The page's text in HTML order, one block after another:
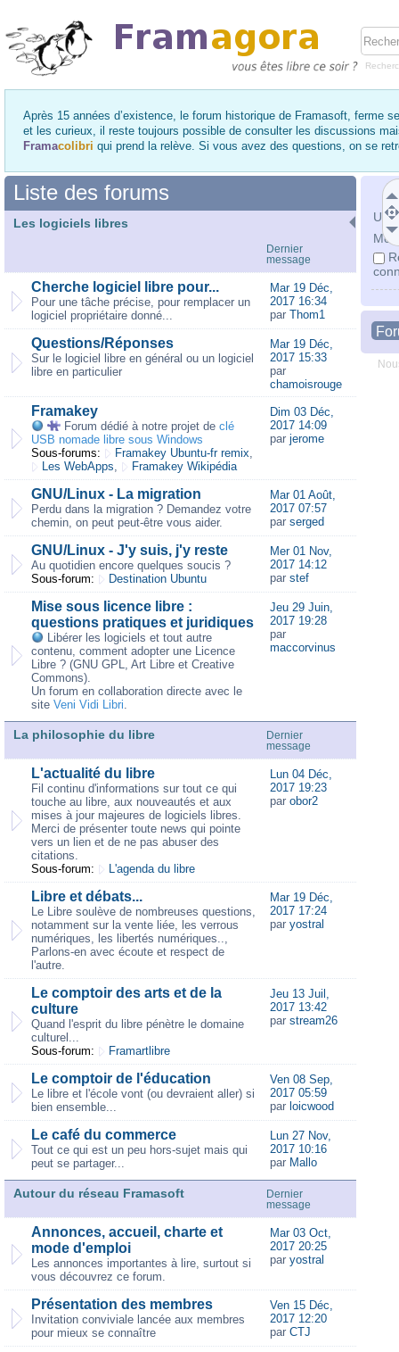
Après 15 années d’existence, le forum historique de Framasoft, ferme
et les curieux, il reste toujours possible de consulter les discussions
Framacolibri qui prend la relève. Si vous avez des questions, on se
Mot
Liste des forums
Les logiciels libres
Dernier
message
Cherche logiciel libre pour...
Pour une tâche précise, pour remplacer un
logiciel propriétaire donné...
Mar 19 Déc,
2017 16:34
par Thom1
Questions/Réponses
Sur le logiciel libre en général ou un logiciel
libre en particulier
Mar 19 Déc,
2017 15:33
par
chamoisrouge
Framakey
Forum dédié à notre projet de clé
USB nomade libre sous Windows
Sous-forums:
Framakey Ubuntu-fr remix,
Les WebApps, Framakey Wikipédia
Dim 03 Déc,
2017 14:09
par jerome
GNU/Linux - La migration
Perdu dans la migration ? Demandez votre
chemin, on peut peut-être vous aider.
Mar 01 Août,
2017 07:57
par serged
GNU/Linux - J'y suis, j'y reste
Au quotidien encore quelques soucis ?
Sous-forum:
Destination Ubuntu
Mer 01 Nov,
2017 14:12
par stef
Mise sous licence libre :
questions pratiques et juridiques
Libérer les logiciels et tout autre
contenu, comment adopter une Licence
Libre ? (GNU GPL, Art Libre et Creative
Commons).
Un forum en collaboration directe avec le
site Veni Vidi Libri.
Jeu 29 Juin,
2017 19:28
par
maccorvinus
La philosophie du libre
Dernier
message
L'actualité du libre
Fil continu d'informations sur tout ce qui
touche au libre, aux nouveautés et aux
mises à jour majeures de logiciels libres.
Merci de présenter toute news qui pointe
vers un lien et de ne pas abuser des
citations.
Sous-forum:
L'agenda du libre
Lun 04 Déc,
2017 19:23
par obor2
Libre et débats...
Le Libre soulève de nombreuses questions,
notamment sur la vente liée, les verrous
numériques, les libertés numériques..,
Parlons-en avec écoute et respect de
l'autre.
Mar 19 Déc,
2017 17:24
par yostral
Le comptoir des arts et de la
culture
Quand l'esprit du libre pénètre le domaine
culturel...
Sous-forum:
Framartlibre
Jeu 13 Juil,
2017 13:42
par stream26
Le comptoir de l'éducation
Le libre et l'école vont (ou devraient aller) si
bien ensemble...
Ven 08 Sep,
2017 05:59
par loicwood
Le café du commerce
Tout ce qui est un peu hors-sujet mais qui
peut se partager...
Lun 27 Nov,
2017 10:16
par Mallo
Autour du réseau Framasoft
Dernier
message
Annonces, accueil, charte et
mode d'emploi
Les annonces importantes à lire, surtout si
vous découvrez ce forum.
Mar 03 Oct,
2017 20:25
par yostral
Présentation des membres
Invitation conviviale lancée aux membres
pour mieux se connaître
Ven 15 Déc,
2017 12:20
par CTJ